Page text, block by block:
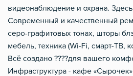
видеонаблюдение и охрана.
Современный и качественный
серо-графитовых тонах, шторы
мебель, техника (Wi-Fi, смарт-ТВ,
Всё создано ????для вашего
Инфраструктура - кафе